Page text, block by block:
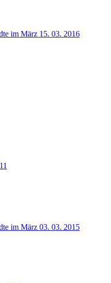
im März 15. 03. 2016
im März 03. 03. 2015